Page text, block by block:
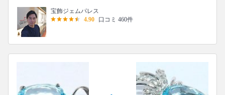
宝飾ジェムパレス
4.90
口コミ 460件